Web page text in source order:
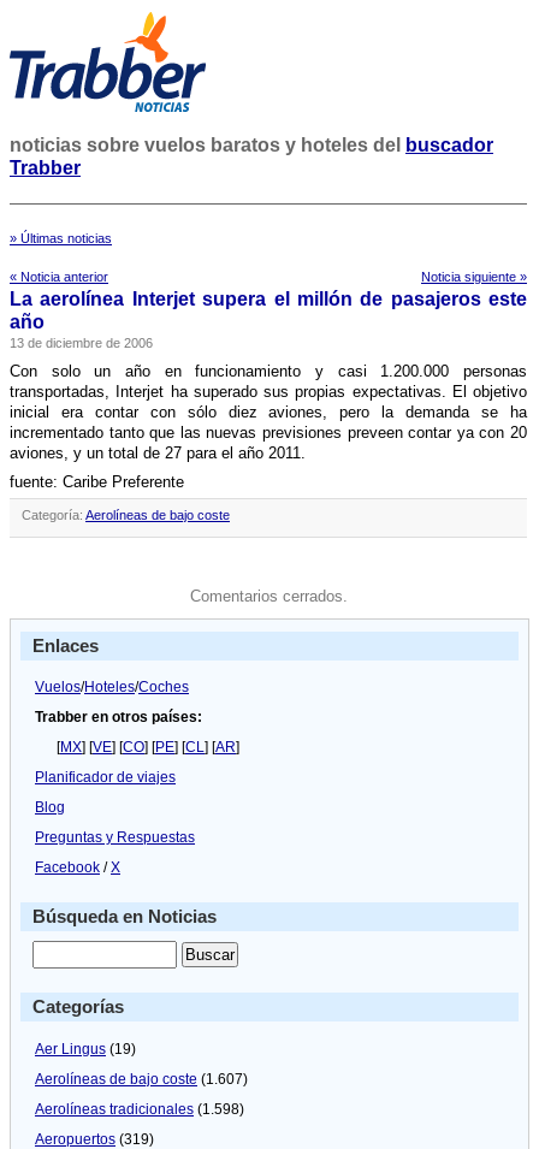
noticias sobre vuelos baratos y hoteles del
buscador
Trabber
» Últimas noticias
« Noticia anterior Noticia siguiente »
La aerolí­nea Interjet supera el millón de pasajeros este
año
13 de diciembre de 2006
Con solo un año en funcionamiento y casi 1.200.000 personas
transportadas, Interjet ha superado sus propias expectativas. El objetivo
inicial era contar con sólo diez aviones, pero la demanda se ha
incrementado tanto que las nuevas previsiones preveen contar ya con 20
aviones, y un total de 27 para el año 2011.
fuente: Caribe Preferente
Categoría: Aerolíneas de bajo coste
Comentarios cerrados.
Enlaces
Vuelos/Hoteles/Coches
Trabber en otros países:
[MX] [VE] [CO] [PE] [CL] [AR]
Planificador de viajes
Blog
Preguntas y Respuestas
Facebook /X
Búsqueda en Noticias
Categorías
Aer Lingus (19)
Aerolíneas de bajo coste (1.607)
Aerolíneas tradicionales (1.598)
Aeropuertos (319)